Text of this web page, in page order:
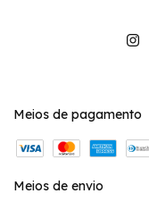
Meios de pagamento
Meios de envio